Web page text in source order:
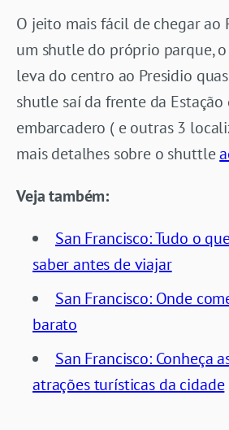
O jeito mais fácil de chegar ao
um shutle do próprio parque,
leva do centro ao Presidio
shutle saí da frente da Estação
embarcadero ( e outras 3
mais detalhes sobre o shuttle
Vejatambém:
San Francisco: Tudo o
saber antes de viajar
San Francisco: Onde
barato
San Francisco: Conheça
atrações turísticas da cidade